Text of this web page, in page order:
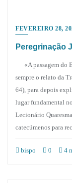
FEVEREIRO 28,
Peregrinação
«A passagem do
sempre o relato da
64), para depois
lugar fundamental
Lecionário
catecúmenos para
bispo 0 4